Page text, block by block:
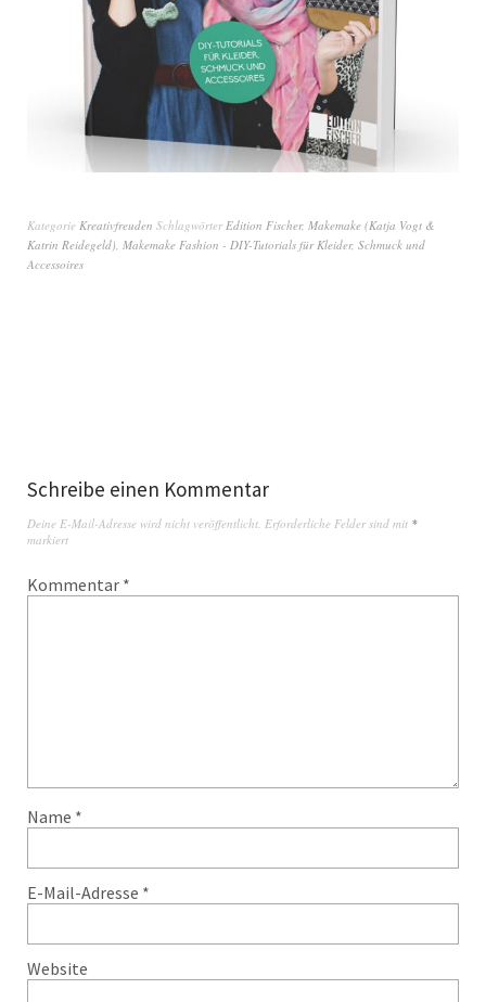
Kategorie Kreativfreuden Schlagwörter Edition Fischer, Makemake (Katja Vogt &
Katrin Reidegeld) Makemake Fashion - DIY-Tutorials für Kleider, Schmuck und
Accessoires
Schreibe einen Kommentar
Deine E-Mail-Adresse wird nicht veröffentlicht. Erforderliche Felder sind mit *
markiert
Kommentar *
Name *
E-Mail-Adresse *
Website